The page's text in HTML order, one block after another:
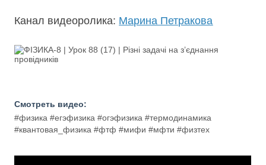
Канал видеоролика: Марина Петракова
Смотреть видео:
#физика #егэфизика #огэфизика #термодинамика
#квантовая_физика #фтф #мифи #мфти #физтех